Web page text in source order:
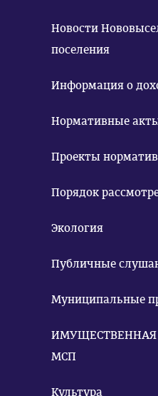
Новости
поселения
Информация о
Нормативные
Проекты
Порядок
Экология
Публичные
Муниципальные
ИМУЩЕСТВЕННАЯ
МСП
Культура